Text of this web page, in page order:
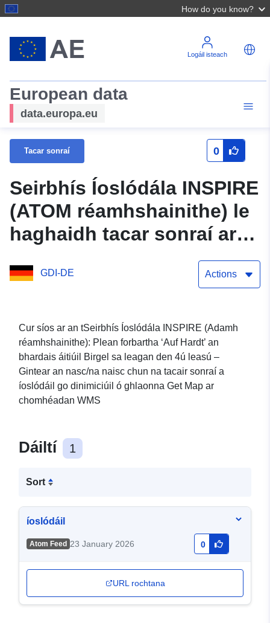
How do you know?
Logáil isteach
European data
data.europa.eu
Tacar sonraí 0
Seirbhís Íoslódála INSPIRE
(ATOM réamhshainithe) le
haghaidh tacar sonraí ar
Hardt 1.Change 4.Change
GDI-DE Actions
Cur síos ar an tSeirbhís Íoslódála INSPIRE (Adamh
réamhshainithe): Plean forbartha ‘Auf Hardt’ an
bhardais áitiúil Birgel sa leagan den 4ú leasú –
Gintear an nasc/na naisc chun na tacair sonraí a
íoslódáil go dinimiciúil ó ghlaonna Get Map ar
chomhéadan WMS
Dáiltí 1
Sort
íoslódáil
Atom Feed 23 January 2026 0
URL rochtana